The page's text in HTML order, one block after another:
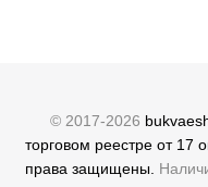
© 2017-2026
торговом реестре от 17
права защищены.